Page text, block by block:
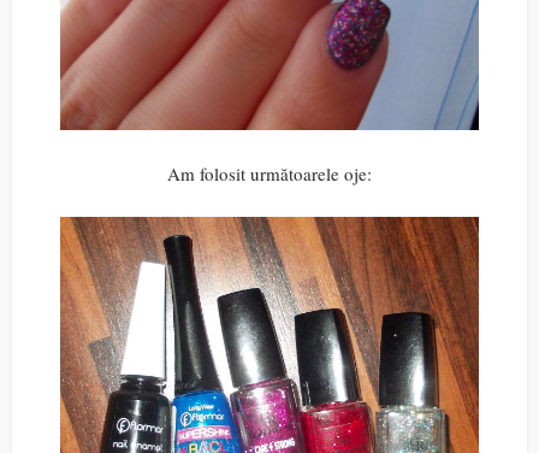
Am folosit următoarele oje: